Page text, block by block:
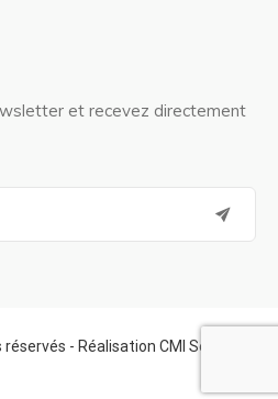
et recevez directement
- Réalisation CMI Services